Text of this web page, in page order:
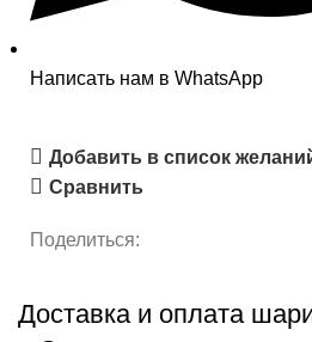
Написать нам в WhatsApp
Добавить в список
Сравнить
Поделиться:
Доставка и оплата